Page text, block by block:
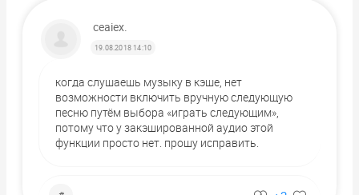
ceaiex.
19.08.2018 14:10
когда слушаешь музыку в кэше, нет
возможности включить вручную следующую
песню путём выбора «играть следующим»,
потому что у закэшированной аудио этой
функции просто нет. прошу исправить.